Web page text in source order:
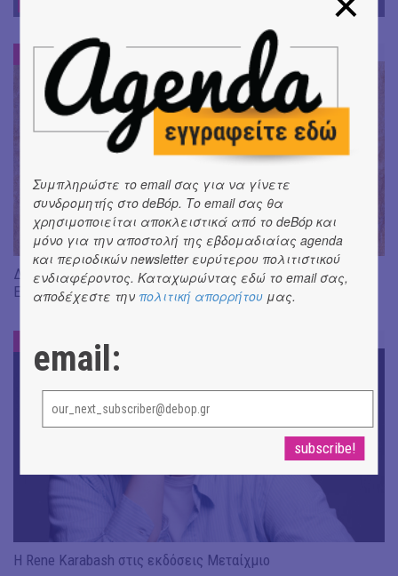
DE-BOOK
Διαβάσαμε: «Η πηγή των δακρύων» του Jean-Paul Dubois ||
Εκδ. Δώμα
Η Rene Karabash στις εκδόσεις Μεταίχμιο
Συμπληρώστε το email σας για να γίνετε
συνδρομητής στο deBόp. Το email σας θα
χρησιμοποιείται αποκλειστικά από το deBόp και
μόνο για την αποστολή της εβδομαδιαίας agenda
και περιοδικών newsletter ευρύτερου πολιτιστικού
ενδιαφέροντος. Καταχωρώντας εδώ το email σας,
αποδέχεστε την πολιτική απορρήτου μας.
email: